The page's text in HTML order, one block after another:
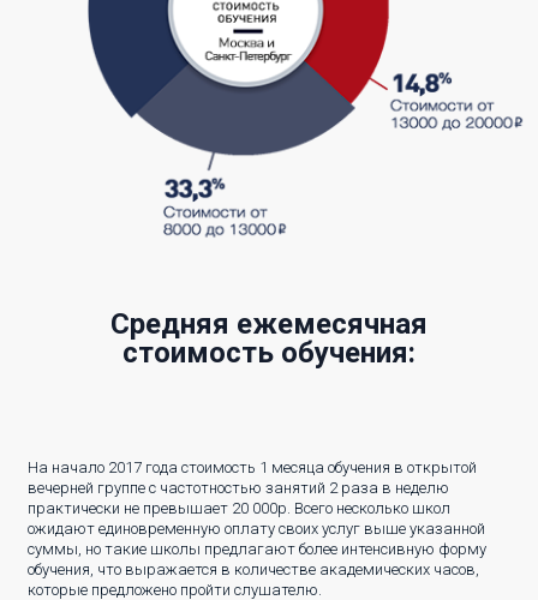
Средняя ежемесячная
стоимость обучения:
На начало 2017 года стоимость 1 месяца обучения в открытой
вечерней группе с частотностью занятий 2 раза в неделю
практически не превышает 20 000р. Всего несколько школ
ожидают единовременную оплату своих услуг выше указанной
суммы, но такие школы предлагают более интенсивную форму
обучения, что выражается в количестве академических часов,
которые предложено пройти слушателю.